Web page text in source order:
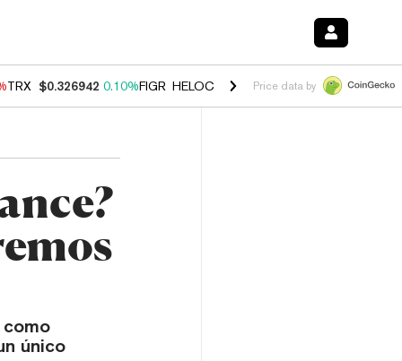
TRX $0.326942 0.10%FIGR_HELOC $1.033 3.00%HYPE $56.38 -
Price data by
único